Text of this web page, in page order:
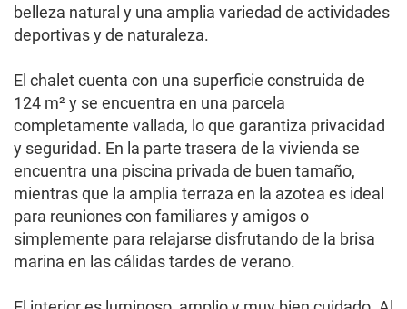
belleza natural y una amplia variedad de actividades
deportivas y de naturaleza.
El chalet cuenta con una superficie construida de
124 m² y se encuentra en una parcela
completamente vallada, lo que garantiza privacidad
y seguridad. En la parte trasera de la vivienda se
encuentra una piscina privada de buen tamaño,
mientras que la amplia terraza en la azotea es ideal
para reuniones con familiares y amigos o
simplemente para relajarse disfrutando de la brisa
marina en las cálidas tardes de verano.